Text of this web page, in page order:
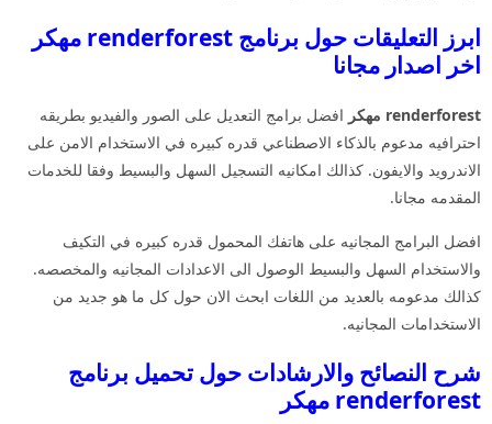
ابرز التعليقات حول برنامج renderforest مهكر
اخر اصدار مجانا
renderforest مهكر
افضل برامج التعديل على الصور والفيديو بطريقه
احترافيه مدعوم بالذكاء الاصطناعي قدره كبيره في الاستخدام الامن على
الاندرويد والايفون. كذالك امكانيه التسجيل السهل والبسيط وفقا للخدمات
المقدمه مجانا.
افضل البرامج المجانيه على هاتفك المحمول قدره كبيره في التكيف
والاستخدام السهل والبسيط الوصول الى الاعدادات المجانيه والمخصصه.
كذالك مدعومه بالعديد من اللغات ابحث الان حول كل ما هو جديد من
الاستخدامات المجانيه.
شرح النصائح والارشادات حول تحميل برنامج
renderforest مهكر